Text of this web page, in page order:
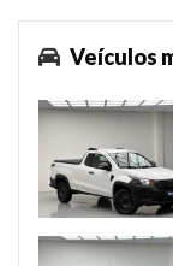
Veículos